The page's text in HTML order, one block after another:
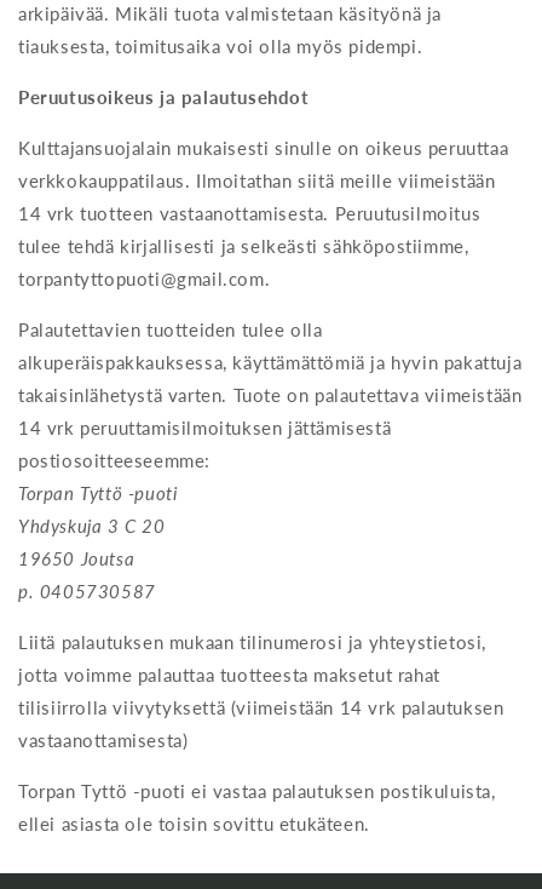
arkipäivää. Mikäli tuota valmistetaan käsityönä ja
tiauksesta, toimitusaika voi olla myös pidempi.
Peruutusoikeus ja palautusehdot
Kulttajansuojalain mukaisesti sinulle on oikeus peruuttaa
verkkokauppatilaus. Ilmoitathan siitä meille viimeistään
14 vrk tuotteen vastaanottamisesta. Peruutusilmoitus
tulee tehdä kirjallisesti ja selkeästi sähköpostiimme,
torpantyttopuoti@gmail.com.
Palautettavien tuotteiden tulee olla
alkuperäispakkauksessa, käyttämättömiä ja hyvin pakattuja
takaisinlähetystä varten. Tuote on palautettava viimeistään
14 vrk peruuttamisilmoituksen jättämisestä
postiosoitteeseemme:
Torpan Tyttö -puoti
Yhdyskuja 3 C 20
19650 Joutsa
p. 0405730587
Liitä palautuksen mukaan tilinumerosi ja yhteystietosi,
jotta voimme palauttaa tuotteesta maksetut rahat
tilisiirrolla viivytyksettä (viimeistään 14 vrk palautuksen
vastaanottamisesta)
Torpan Tyttö -puoti ei vastaa palautuksen postikuluista,
ellei asiasta ole toisin sovittu etukäteen.